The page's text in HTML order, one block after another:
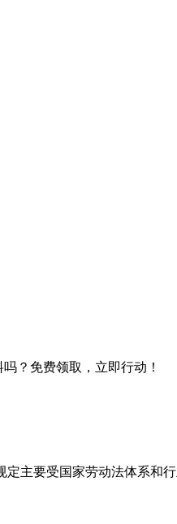
？免费领取，立即行动！
定主要受国家劳动法体系和